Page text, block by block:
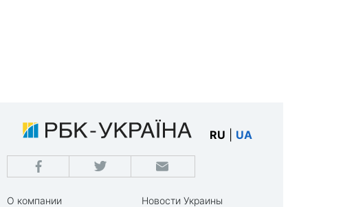
RU UA
О компании
Новости Украины